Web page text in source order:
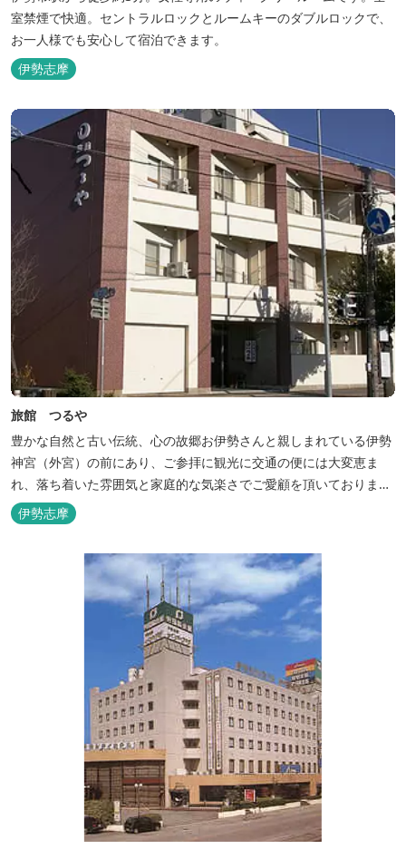
室禁煙で快適。セントラルロックとルームキーのダブルロックで、
お一人様でも安心して宿泊できます。
伊勢志摩
旅館 つるや
豊かな自然と古い伝統、心の故郷お伊勢さんと親しまれている伊勢
神宮（外宮）の前にあり、ご参拝に観光に交通の便には大変恵ま
れ、落ち着いた雰囲気と家庭的な気楽さでご愛顧を頂いておりま
す。
伊勢志摩